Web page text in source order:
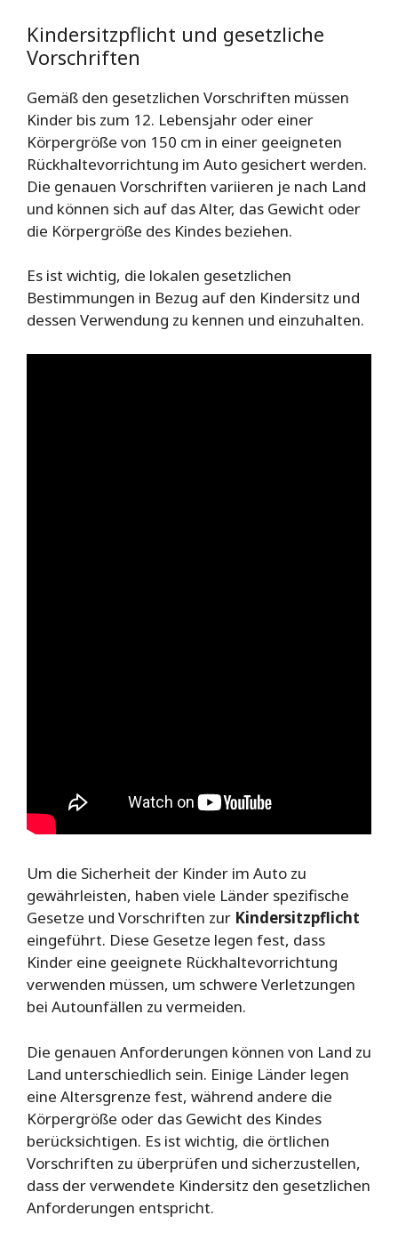
Kindersitzpflicht und gesetzliche
Vorschriften
Gemäß den gesetzlichen Vorschriften müssen
Kinder bis zum 12. Lebensjahr oder einer
Körpergröße von 150 cm in einer geeigneten
Rückhaltevorrichtung im Auto gesichert werden.
Die genauen Vorschriften variieren je nach Land
und können sich auf das Alter, das Gewicht oder
die Körpergröße des Kindes beziehen.
Es ist wichtig, die lokalen gesetzlichen
Bestimmungen in Bezug auf den Kindersitz und
dessen Verwendung zu kennen und einzuhalten.
Um die Sicherheit der Kinder im Auto zu
gewährleisten, haben viele Länder spezifische
Gesetze und Vorschriften zur Kindersitzpflicht
eingeführt. Diese Gesetze legen fest, dass
Kinder eine geeignete Rückhaltevorrichtung
verwenden müssen, um schwere Verletzungen
bei Autounfällen zu vermeiden.
Die genauen Anforderungen können von Land zu
Land unterschiedlich sein. Einige Länder legen
eine Altersgrenze fest, während andere die
Körpergröße oder das Gewicht des Kindes
berücksichtigen. Es ist wichtig, die örtlichen
Vorschriften zu überprüfen und sicherzustellen,
dass der verwendete Kindersitz den gesetzlichen
Anforderungen entspricht.